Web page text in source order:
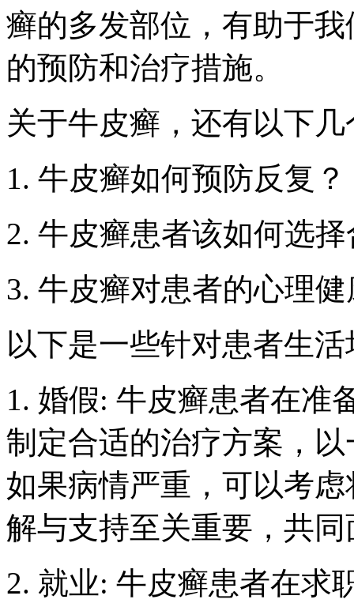
癣的多发部位，有助于
的预防和治疗措施。
关于牛皮癣，还有以下
1. 牛皮癣如何预防反复？
2. 牛皮癣患者该如何选
3. 牛皮癣对患者的心理
以下是一些针对患者生
1. 婚假: 牛皮癣患者在准
制定合适的治疗方案，
如果病情严重，可以考
解与支持至关重要，共
2. 就业: 牛皮癣患者在求